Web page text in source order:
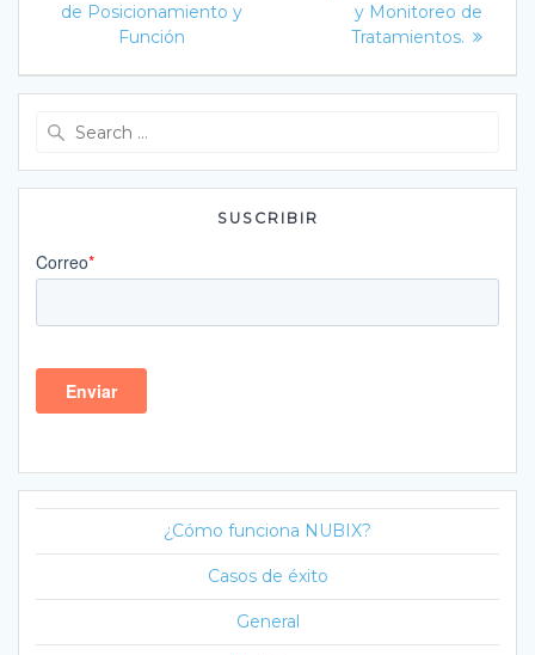
entradas
de Posicionamiento y
Función
y Monitoreo de
Tratamientos.
SUSCRIBIR
¿Cómo funciona NUBIX?
Casos de éxito
General